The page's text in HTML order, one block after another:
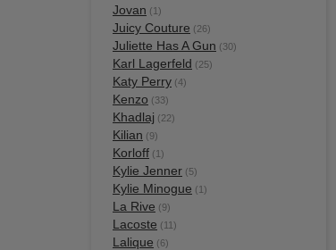
Jovan (1)
Juicy Couture (26)
Juliette Has A Gun (30)
Karl Lagerfeld (25)
Katy Perry (4)
Kenzo (33)
Khadlaj (22)
Kilian (9)
Korloff (1)
Kylie Jenner (5)
Kylie Minogue (1)
La Rive (9)
Lacoste (11)
Lalique (6)